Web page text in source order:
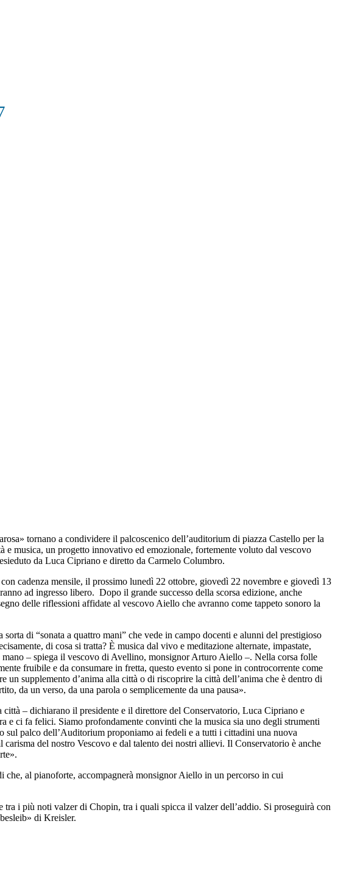
tornano a condividere il palcoscenico dell’auditorium di piazza Castello per la
musica, un progetto innovativo ed emozionale, fortemente voluto dal vescovo
da Luca Cipriano e diretto da Carmelo Columbro.
cadenza mensile, il prossimo lunedì 22 ottobre, giovedì 22 novembre e giovedì 13
ad ingresso libero. Dopo il grande successo della scorsa edizione, anche
delle riflessioni affidate al vescovo Aiello che avranno come tappeto sonoro la
di “sonata a quattro mani” che vede in campo docenti e alunni del prestigioso
di cosa si tratta? È musica dal vivo e meditazione alternate, impastate,
– spiega il vescovo di Avellino, monsignor Arturo Aiello –. Nella corsa folle
fruibile e da consumare in fretta, questo evento si pone in controcorrente come
un supplemento d’anima alla città o di riscoprire la città dell’anima che è dentro di
da un verso, da una parola o semplicemente da una pausa».
città – dichiarano il presidente e il direttore del Conservatorio, Luca Cipriano e
ci fa felici. Siamo profondamente convinti che la musica sia uno degli strumenti
palco dell’Auditorium proponiamo ai fedeli e a tutti i cittadini una nuova
del nostro Vescovo e dal talento dei nostri allievi. Il Conservatorio è anche
al pianoforte, accompagnerà monsignor Aiello in un percorso in cui
i più noti valzer di Chopin, tra i quali spicca il valzer dell’addio. Si proseguirà con
di Kreisler.